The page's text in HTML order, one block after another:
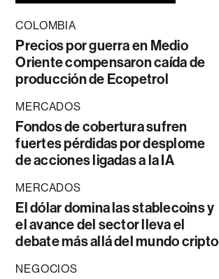
COLOMBIA
Precios por guerra en Medio
Oriente compensaron caída de
producción de Ecopetrol
MERCADOS
Fondos de cobertura sufren
fuertes pérdidas por desplome
de acciones ligadas a la IA
MERCADOS
El dólar domina las stablecoins y
el avance del sector lleva el
debate más allá del mundo cripto
NEGOCIOS